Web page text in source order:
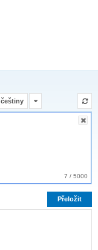
češtiny
7 / 5000
Přeložit